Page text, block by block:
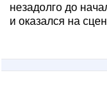
незадолго до
и оказался на